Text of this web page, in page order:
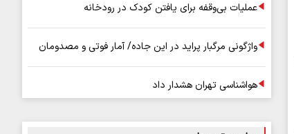
عملیات بی‌وقفه برای یافتن کودک در رودخانه
واژگونی مرگبار پراید در این جاده/ آمار فوتی و مصدومان
هواشناسی تهران هشدار داد